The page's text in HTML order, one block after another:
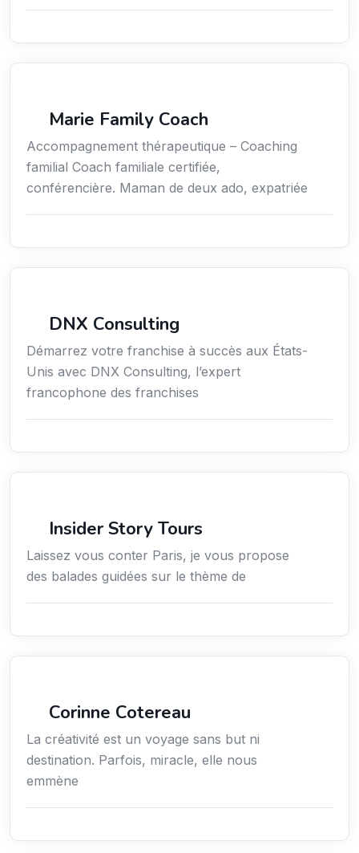
Marie Family Coach
Accompagnement thérapeutique – Coaching
familial Coach familiale certifiée,
conférencière. Maman de deux ado, expatriée
DNX Consulting
Démarrez votre franchise à succès aux États-
Unis avec DNX Consulting, l’expert
francophone des franchises
Insider Story Tours
Laissez vous conter Paris, je vous propose
des balades guidées sur le thème de
Corinne Cotereau
La créativité est un voyage sans but ni
destination. Parfois, miracle, elle nous
emmène